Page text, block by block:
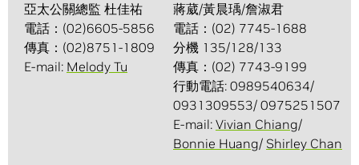
亞太公關總監 杜佳祐
電話：(02)6605-5856
傳真：(02)8751-1809
E-mail: Melody Tu
蔣葳/黃晨瑀/詹淑君
電話：(02) 7745-1688
分機 135/128/133
傳真：(02) 7743-9199
行動電話: 0989540634/
0931309553/ 0975251507
E-mail: Vivian Chiang/
Bonnie Huang/ Shirley Chan